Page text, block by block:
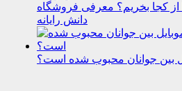
از کجا بخریم؟ معرفی فروشگاه
دانش رایانه
بین جوانان محبوب شده است؟